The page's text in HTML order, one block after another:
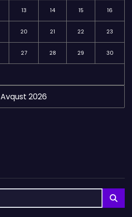
Avqust 2026
13 14 15 16
20 21 22 23
27 28 29 30